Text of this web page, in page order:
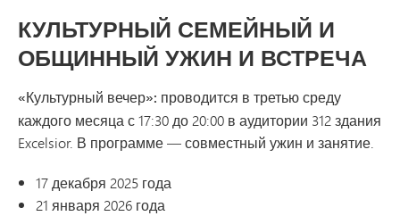
КУЛЬТУРНЫЙ СЕМЕЙНЫЙ И
ОБЩИННЫЙ УЖИН И ВСТРЕЧА
«Культурный вечер»: проводится в третью среду
каждого месяца с 17:30 до 20:00 в аудитории 312 здания
Excelsior. В программе — совместный ужин и занятие.
17 декабря 2025 года
21 января 2026 года